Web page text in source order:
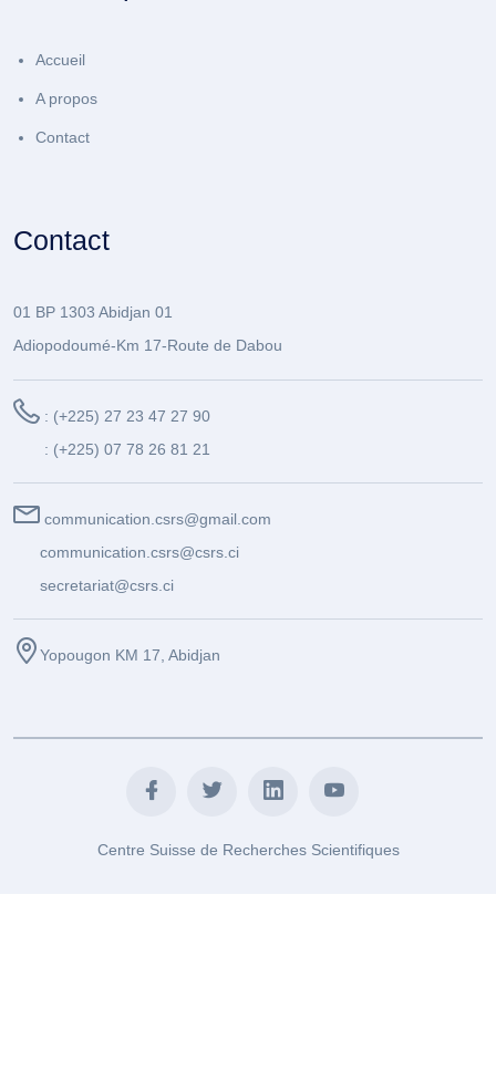
Accueil
A propos
Contact
Contact
01 BP 1303 Abidjan 01
Adiopodoumé-Km 17-Route de Dabou
: (+225) 27 23 47 27 90
: (+225) 07 78 26 81 21
communication.csrs@gmail.com
communication.csrs@csrs.ci
secretariat@csrs.ci
Yopougon KM 17, Abidjan
Centre Suisse de Recherches Scientifiques